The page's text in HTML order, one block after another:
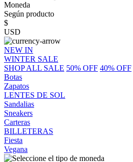
Moneda
Según producto
$
USD
NEW IN
WINTER SALE
SHOP ALL SALE 50% OFF 40% OFF
Botas
Zapatos
LENTES DE SOL
Sandalias
Sneakers
Carteras
BILLETERAS
Fiesta
Vegana